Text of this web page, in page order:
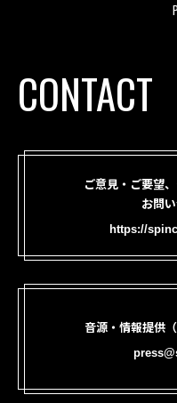
CONTACT
ご意見・ご要望
お問
https://
音源・情報提供